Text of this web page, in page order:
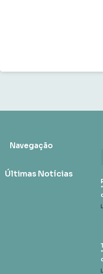
Navegação
Últimas Notícias